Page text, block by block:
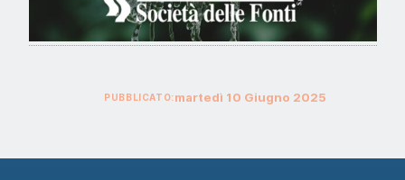
PUBBLICATO:martedì 10 Giugno 2025